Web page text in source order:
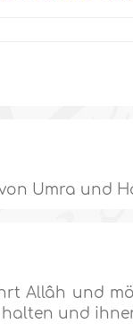
Umra und
Allâh und
und